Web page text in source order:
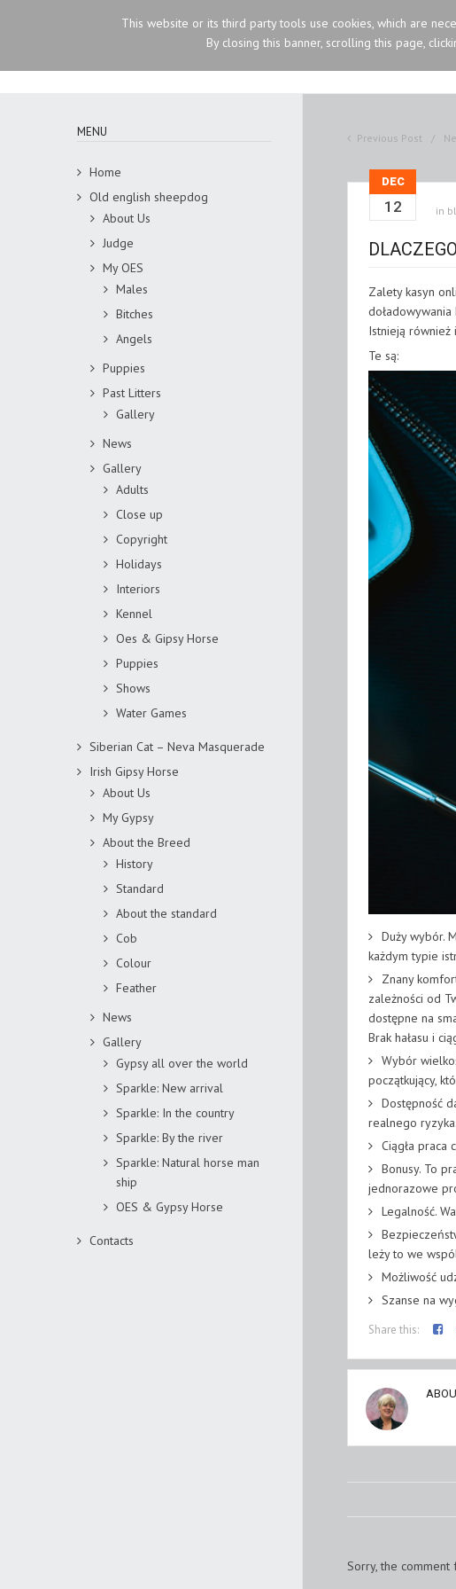
Susanna Malacrida
Previous Post
DEC
12 in
Zalety kasyn
Istnieją również
Te są:
Duży wybór.
każdym typie
Znany
zależności od
dostępne na
Brak hałasu i
Wybór
początkujący,
Dostępność
realnego ryzyka.
Ciągła praca
Bonusy. To
jednorazowe
Legalność.
leży to we
Możliwość
Szanse na
Share this:
Sorry, the
MENU
Home
Old english sheepdog
About Us
Judge
My OES
Males
Bitches
Angels
Puppies
Past Litters
Gallery
News
Gallery
Adults
Close up
Copyright
Holidays
Interiors
Kennel
Oes & Gipsy Horse
Puppies
Shows
Water Games
Siberian Cat – Neva Masquerade
Irish Gipsy Horse
About Us
My Gypsy
About the Breed
History
Standard
About the standard
Cob
Colour
Feather
News
Gallery
Gypsy all over the world
Sparkle: New arrival
Sparkle: In the country
Sparkle: By the river
Sparkle: Natural horse man
ship
OES & Gypsy Horse
Contacts
This website or its third party tools use cookies, which are
By closing this banner, scrolling this page,